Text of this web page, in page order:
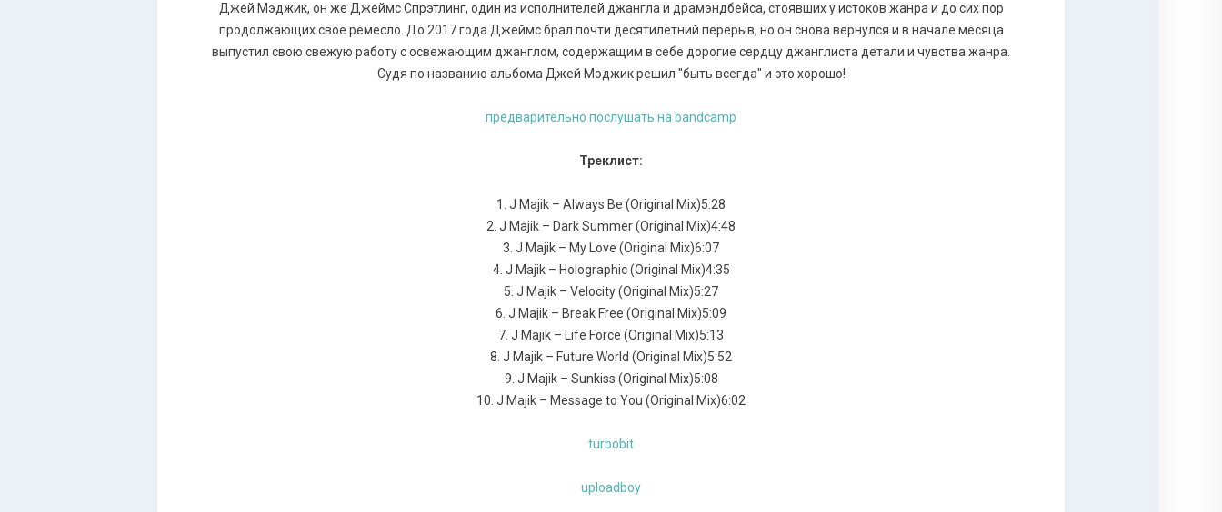
Джей Мэджик, он же Джеймс Спрэтлинг, один из исполнителей джангла и драмэндбейса, стоявших у истоков жанра и до сих пор
продолжающих свое ремесло. До 2017 года Джеймс брал почти десятилетний перерыв, но он снова вернулся и в начале месяца
выпустил свою свежую работу с освежающим джанглом, содержащим в себе дорогие сердцу джанглиста детали и чувства жанра.
Судя по названию альбома Джей Мэджик решил "быть всегда" и это хорошо!
предварительно послушать на bandcamp
Треклист:
1. J Majik – Always Be (Original Mix)5:28
2. J Majik – Dark Summer (Original Mix)4:48
3. J Majik – My Love (Original Mix)6:07
4. J Majik – Holographic (Original Mix)4:35
5. J Majik – Velocity (Original Mix)5:27
6. J Majik – Break Free (Original Mix)5:09
7. J Majik – Life Force (Original Mix)5:13
8. J Majik – Future World (Original Mix)5:52
9. J Majik – Sunkiss (Original Mix)5:08
10. J Majik – Message to You (Original Mix)6:02
turbobit
uploadboy